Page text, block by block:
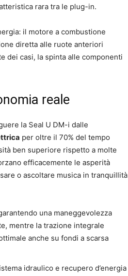
rara tra le plug-in.
il motore a combustione
diretta alle ruote anteriori
dei casi, la spinta alle componenti
reale
la Seal U DM-i dalle
per oltre il 70% del tempo
ben superiore rispetto a molte
efficacemente le asperità
o ascoltare musica in tranquillità
una maneggevolezza
mentre la trazione integrale
anche su fondi a scarsa
idraulico e recupero d’energia